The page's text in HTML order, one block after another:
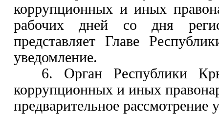
коррупционных и иных
рабочих дней со дня
представляет Главе
уведомление.
6. Орган Республики
коррупционных и иных
предварительное рассмотрение